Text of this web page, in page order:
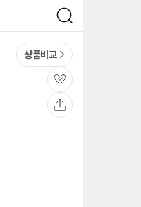
검
색
상품비교
관
심